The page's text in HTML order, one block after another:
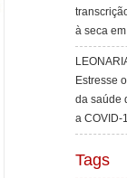
à seca
Estresse
da saúde
a COVID-
Tags